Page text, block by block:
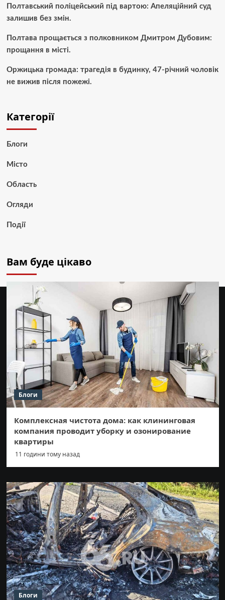
Полтавський поліцейський під вартою: Апеляційний суд
залишив без змін.
Полтава прощається з полковником Дмитром Дубовим:
прощання в місті.
Оржицька громада: трагедія в будинку, 47-річний чоловік
не вижив після пожежі.
Категорії
Блоги
Місто
Область
Огляди
Події
Вам буде цікаво
Блоги
Комплексная чистота дома: как клининговая
компания проводит уборку и озонирование
квартиры
11 години тому назад
Блоги